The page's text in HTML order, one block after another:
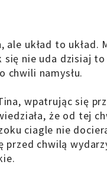
układ to układ.
się nie uda dzisiaj
chwili namysłu.
wpatrując się
że od tej
ciagle nie
chwilą